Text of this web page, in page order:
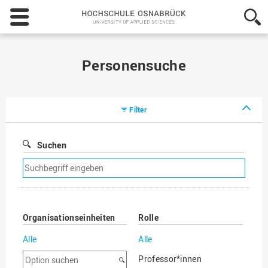
Hochschule
Osnabrück
-
Personensuche
Filter
Suchen
Suchfilter
entfernen
Organisationseinheiten
Alle
Option
Rolle
Alle
Professor*innen